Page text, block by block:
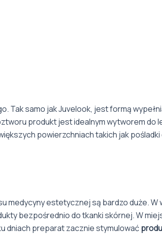
Tak samo jak Juvelook, jest formą
produkt jest idealnym wytworem do
powierzchniach takich jak pośladki
medycyny estetycznej są bardzo duże. W
bezpośrednio do tkanki skórnej. W
dniach preparat zacznie stymulować